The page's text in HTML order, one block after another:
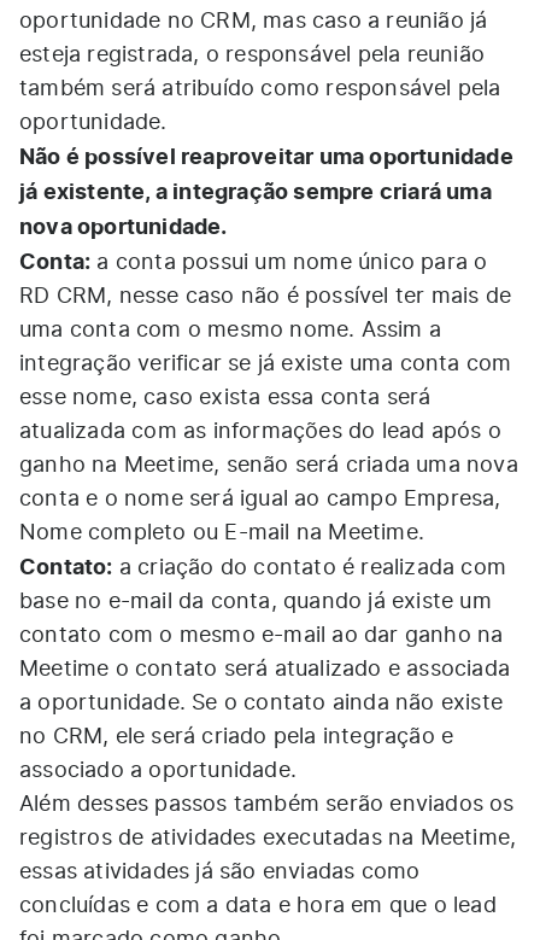
oportunidade no CRM, mas caso a reunião já
esteja registrada, o responsável pela reunião
também será atribuído como responsável pela
oportunidade.
Não é possível reaproveitar uma oportunidade
já existente, a integração sempre criará uma
nova oportunidade.
Conta: a conta possui um nome único para o
RD CRM, nesse caso não é possível ter mais de
uma conta com o mesmo nome. Assim a
integração verificar se já existe uma conta com
esse nome, caso exista essa conta será
atualizada com as informações do lead após o
ganho na Meetime, senão será criada uma nova
conta e o nome será igual ao campo Empresa,
Nome completo ou E-mail na Meetime.
Contato: a criação do contato é realizada com
base no e-mail da conta, quando já existe um
contato com o mesmo e-mail ao dar ganho na
Meetime o contato será atualizado e associada
a oportunidade. Se o contato ainda não existe
no CRM, ele será criado pela integração e
associado a oportunidade.
Além desses passos também serão enviados os
registros de atividades executadas na Meetime,
essas atividades já são enviadas como
concluídas e com a data e hora em que o lead